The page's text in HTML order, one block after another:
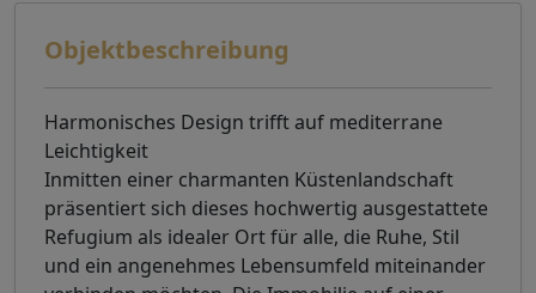
Objektbeschreibung
Harmonisches Design trifft auf mediterrane
Leichtigkeit
Inmitten einer charmanten Küstenlandschaft
präsentiert sich dieses hochwertig ausgestattete
Refugium als idealer Ort für alle, die Ruhe, Stil
und ein angenehmes Lebensumfeld miteinander